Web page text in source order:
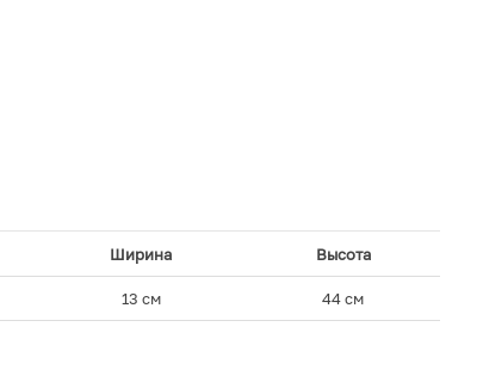
Ширина Высота
13 см 44 см